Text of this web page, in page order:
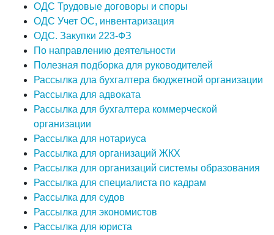
ОДС Трудовые договоры и споры
ОДС Учет ОС, инвентаризация
ОДС. Закупки 223-ФЗ
По направлению деятельности
Полезная подборка для руководителей
Рассылка дла бухгалтера бюджетной организации
Рассылка для адвоката
Рассылка для бухгалтера коммерческой
организации
Рассылка для нотариуса
Рассылка для организаций ЖКХ
Рассылка для организаций системы образования
Рассылка для специалиста по кадрам
Рассылка для судов
Рассылка для экономистов
Рассылка для юриста